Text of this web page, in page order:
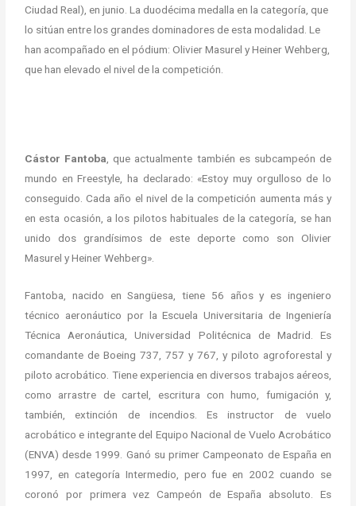
Ciudad Real), en junio. La duodécima medalla en la categoría, que
lo sitúan entre los grandes dominadores de esta modalidad. Le
han acompañado en el pódium: Olivier Masurel y Heiner Wehberg,
que han elevado el nivel de la competición.
Cástor Fantoba , que actualmente también es subcampeón de
mundo en Freestyle, ha declarado: «Estoy muy orgulloso de lo
conseguido. Cada año el nivel de la competición aumenta más y
en esta ocasión, a los pilotos habituales de la categoría, se han
unido dos grandísimos de este deporte como son Olivier
Masurel y Heiner Wehberg».
Fantoba, nacido en Sangüesa, tiene 56 años y es ingeniero
técnico aeronáutico por la Escuela Universitaria de Ingeniería
Técnica Aeronáutica, Universidad Politécnica de Madrid. Es
comandante de Boeing 737, 757 y 767, y piloto agroforestal y
piloto acrobático. Tiene experiencia en diversos trabajos aéreos,
como arrastre de cartel, escritura con humo, fumigación y,
también, extinción de incendios. Es instructor de vuelo
acrobático e integrante del Equipo Nacional de Vuelo Acrobático
(ENVA) desde 1999. Ganó su primer Campeonato de España en
1997, en categoría Intermedio, pero fue en 2002 cuando se
coronó por primera vez Campeón de España absoluto. Es